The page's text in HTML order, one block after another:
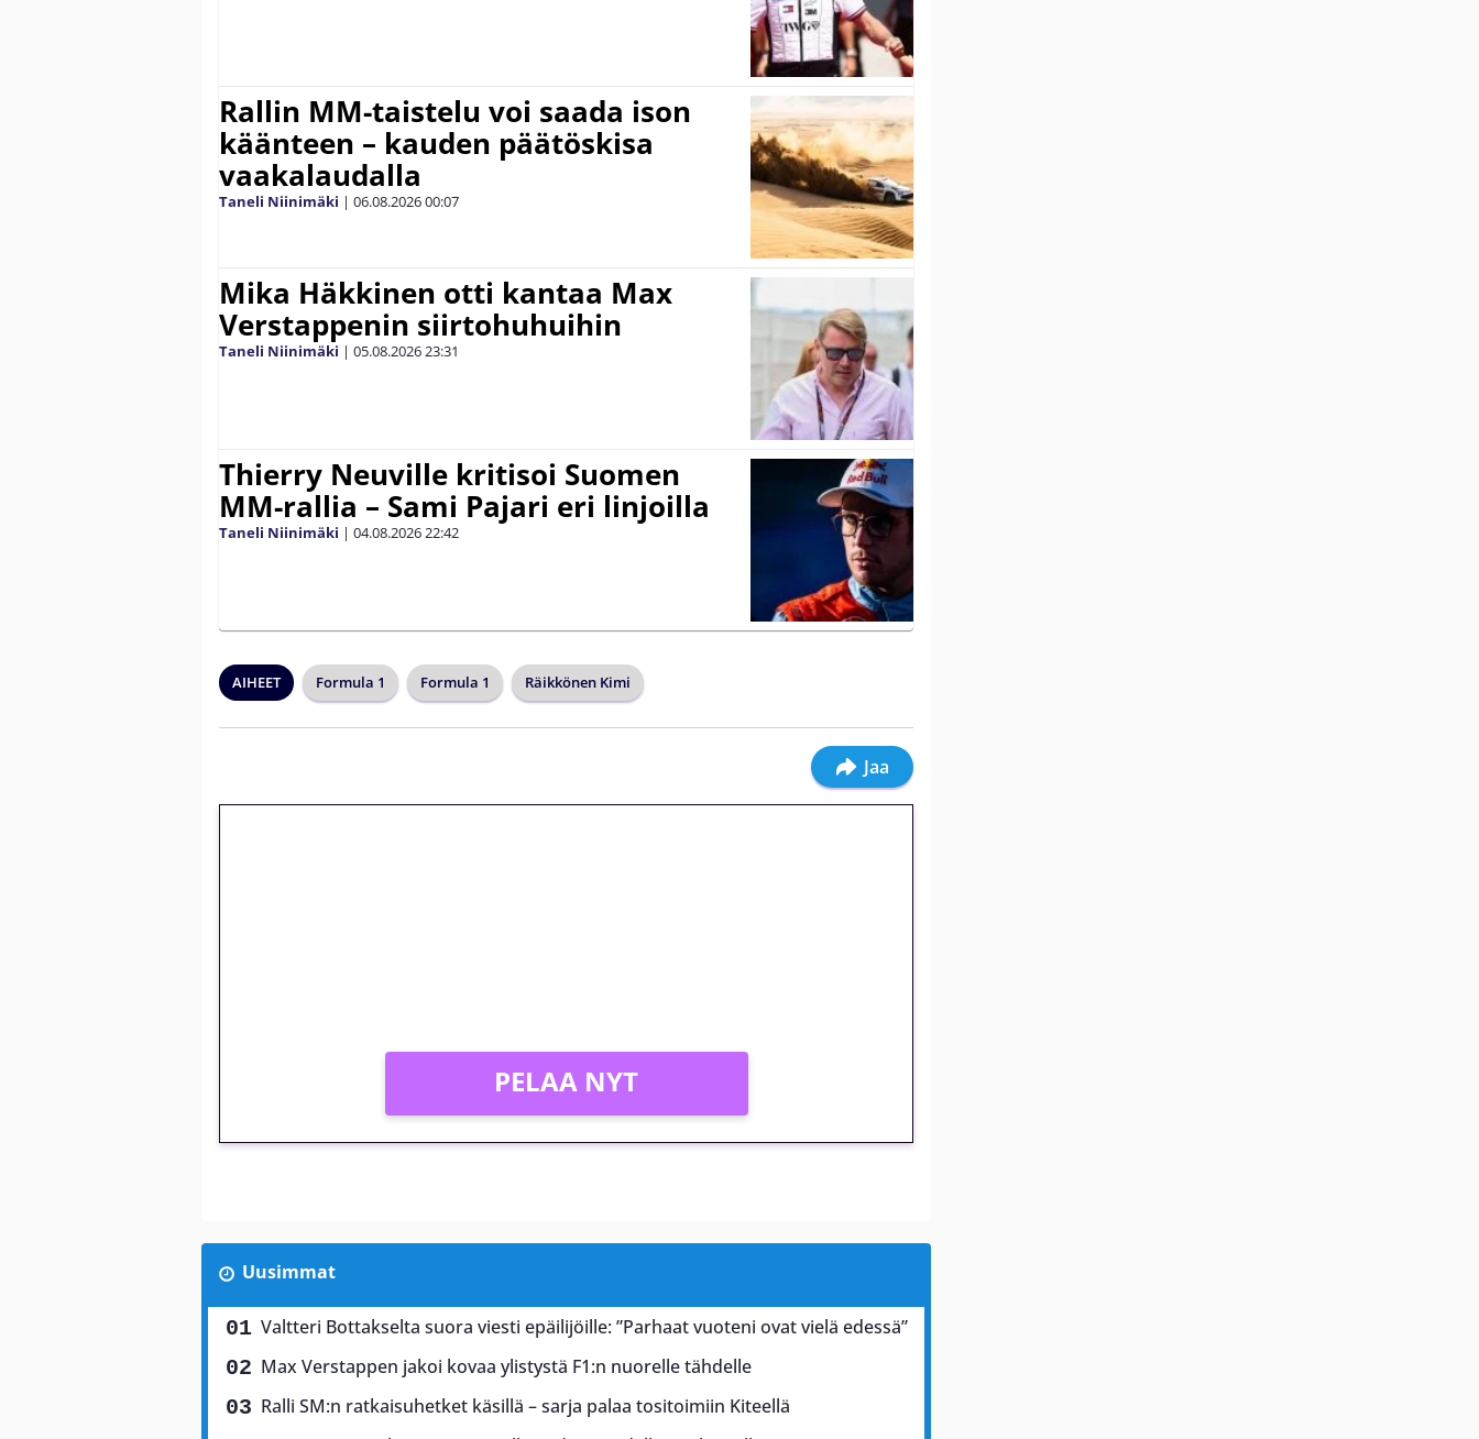
Rallin MM-taistelu voi saada ison
käänteen – kauden päätöskisa
vaakalaudalla
Taneli Niinimäki | 06.08.202600:07
Mika Häkkinen otti kantaa Max
Verstappenin siirtohuhuihin
Taneli Niinimäki | 05.08.202623:31
Thierry Neuville kritisoi Suomen
MM-rallia – Sami Pajari eri linjoilla
Taneli Niinimäki | 04.08.202622:42
AIHEET Formula 1 Formula 1 Räikkönen Kimi
Jaa
PELAA NYT
Uusimmat
Valtteri Bottakselta suora viesti epäilijöille: ”Parhaat vuoteni ovat vielä edessä”
Max Verstappen jakoi kovaa ylistystä F1:n nuorelle tähdelle
Ralli SM:n ratkaisuhetket käsillä – sarja palaa tositoimiin Kiteellä